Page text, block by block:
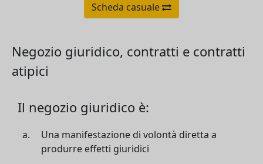
Scheda casuale
Negozio giuridico, contratti e contratti
atipici
Il negozio giuridico è:
Una manifestazione di volontà diretta a
produrre effetti giuridici